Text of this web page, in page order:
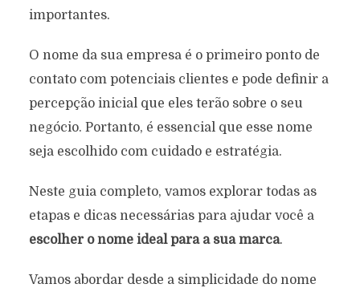
importantes.
O nome da sua empresa é o primeiro ponto de
contato com potenciais clientes e pode definir a
percepção inicial que eles terão sobre o seu
negócio. Portanto, é essencial que esse nome
seja escolhido com cuidado e estratégia.
Neste guia completo, vamos explorar todas as
etapas e dicas necessárias para ajudar você a
escolher o nome ideal para a sua marca.
Vamos abordar desde a simplicidade do nome